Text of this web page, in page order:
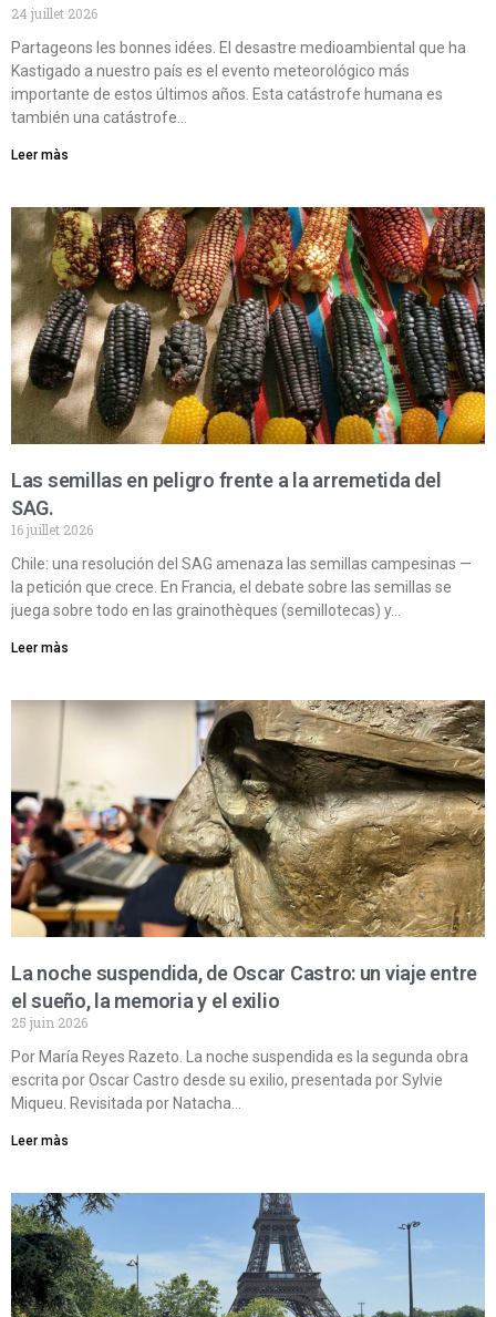
24 juillet 2026
Partageons les bonnes idées. El desastre medioambiental que ha
Kastigado a nuestro país es el evento meteorológico más
importante de estos últimos años. Esta catástrofe humana es
también una catástrofe…
Leer màs
Las semillas en peligro frente a la arremetida del
SAG.
16 juillet 2026
Chile: una resolución del SAG amenaza las semillas campesinas —
la petición que crece. En Francia, el debate sobre las semillas se
juega sobre todo en las grainothèques (semillotecas) y…
Leer màs
La noche suspendida, de Oscar Castro: un viaje entre
el sueño, la memoria y el exilio
25 juin 2026
Por María Reyes Razeto. La noche suspendida es la segunda obra
escrita por Oscar Castro desde su exilio, presentada por Sylvie
Miqueu. Revisitada por Natacha…
Leer màs